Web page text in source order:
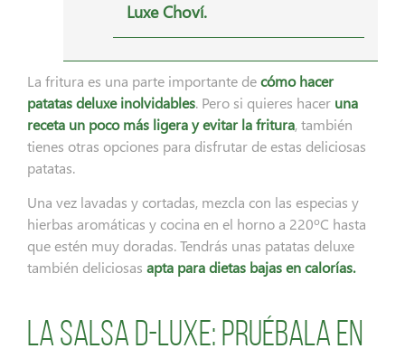
Luxe Choví.
La fritura es una parte importante decómo hacer
patatas deluxe inolvidables. Pero si quieres hacer una
receta un poco más ligera y evitar la fritura, también
tienes otras opciones para disfrutar de estas deliciosas
patatas.
Una vez lavadas y cortadas, mezcla con las especias y
hierbas aromáticas y cocina en el horno a 220ºC hasta
que estén muy doradas. Tendrás unas patatas deluxe
también deliciosas apta para dietas bajas en calorías.
La salsa D-Luxe: pruébala en